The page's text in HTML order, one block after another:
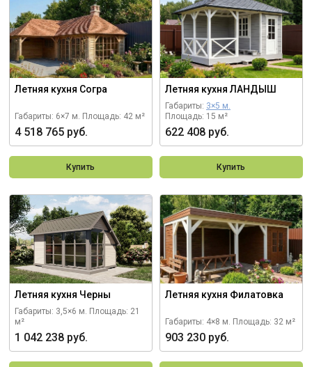
Летняя кухня Согра
Габариты: 6×7 м. Площадь: 42 м²
4 518 765 руб.
Купить
Летняя кухня ЛАНДЫШ
Габариты: 3×5 м.
Площадь: 15 м²
622 408 руб.
Купить
Летняя кухня Черны
Габариты: 3,5×6 м. Площадь: 21
м²
1 042 238 руб.
Летняя кухня Филатовка
Габариты: 4×8 м. Площадь: 32 м²
903 230 руб.